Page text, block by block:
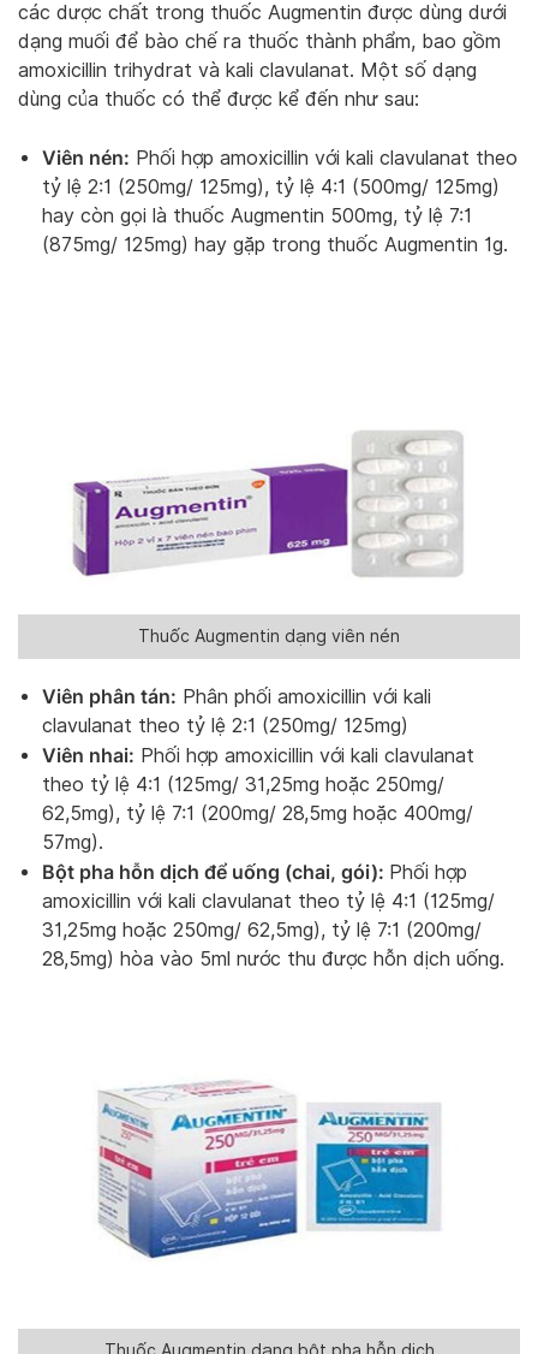
các dược chất trong thuốc Augmentin được dùng dưới
dạng muối để bào chế ra thuốc thành phẩm, bao gồm
amoxicillin trihydrat và kali clavulanat. Một số dạng
dùng của thuốc có thể được kể đến như sau:
Viên nén: Phối hợp amoxicillin với kali clavulanat theo
tỷ lệ 2:1 (250mg/ 125mg), tỷ lệ 4:1 (500mg/ 125mg)
hay còn gọi là thuốc Augmentin 500mg, tỷ lệ 7:1
(875mg/ 125mg) hay gặp trong thuốc Augmentin 1g.
Thuốc Augmentin dạng viên nén
Viên phân tán: Phân phối amoxicillin với kali
clavulanat theo tỷ lệ 2:1 (250mg/ 125mg)
Viên nhai: Phối hợp amoxicillin với kali clavulanat
theo tỷ lệ 4:1 (125mg/ 31,25mg hoặc 250mg/
62,5mg), tỷ lệ 7:1 (200mg/ 28,5mg hoặc 400mg/
57mg).
Bột pha hỗn dịch để uống (chai, gói): Phối hợp
amoxicillin với kali clavulanat theo tỷ lệ 4:1 (125mg/
31,25mg hoặc 250mg/ 62,5mg), tỷ lệ 7:1 (200mg/
28,5mg) hòa vào 5ml nước thu được hỗn dịch uống.